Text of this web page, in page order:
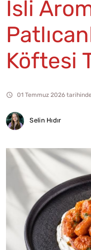
İsli
Köftesi
01 Temmuz 2026
Selin Hıdır